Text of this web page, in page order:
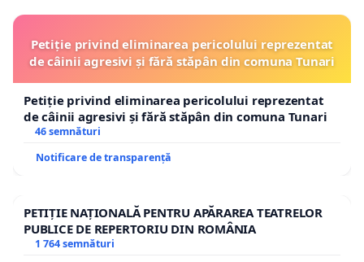
Petiție privind eliminarea pericolului reprezentat
de câinii agresivi și fără stăpân din comuna Tunari
Petiție privind eliminarea pericolului reprezentat
de câinii agresivi și fără stăpân din comuna Tunari
46 semnături
Notificare de transparență
PETIȚIE NAȚIONALĂ PENTRU APĂRAREA TEATRELOR
PUBLICE DE REPERTORIU DIN ROMÂNIA
1 764 semnături